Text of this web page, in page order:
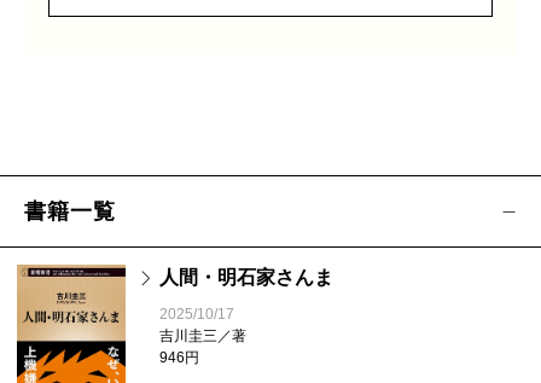
書籍一覧
人間・明石家さんま
2025/10/17
吉川圭三／著
946円